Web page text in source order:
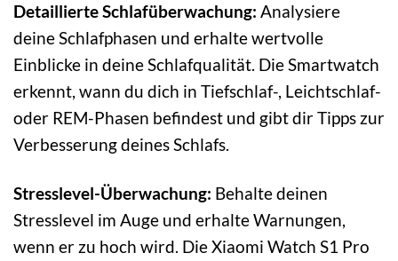
Detaillierte Schlafüberwachung: Analysiere
deine Schlafphasen und erhalte wertvolle
Einblicke in deine Schlafqualität. Die Smartwatch
erkennt, wann du dich in Tiefschlaf-, Leichtschlaf-
oder REM-Phasen befindest und gibt dir Tipps zur
Verbesserung deines Schlafs.
Stresslevel-Überwachung: Behalte deinen
Stresslevel im Auge und erhalte Warnungen,
wenn er zu hoch wird. Die Xiaomi Watch S1 Pro